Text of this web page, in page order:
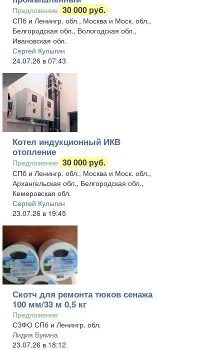
Предложение 30 000 руб.
СПб и Ленингр. обл., Москва и Моск. обл.,
Белгородская обл., Вологодская обл.,
Ивановская обл.
Сергей Кулыгин
24.07.26 в 07:43
Котел индукционный ИКВ
отопление
Предложение 30 000 руб.
СПб и Ленингр. обл., Москва и Моск. обл.,
Архангельская обл., Белгородская обл.,
Кемеровская обл.
Сергей Кулыгин
23.07.26 в 19:45
Скотч для ремонта тюков сенажа
100 мм/33 м 0,5 кг
Предложение
СЗФО СПб и Ленингр. обл.
Лидия Букина
23.07.26 в 18:12